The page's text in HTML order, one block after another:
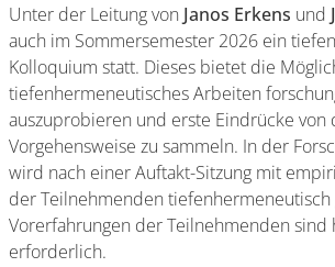
Unter der Leitung von Janos Erkens und
auch im Sommersemester 2026 ein
Kolloquium statt. Dieses bietet die
tiefenhermeneutisches Arbeiten
auszuprobieren und erste Eindrücke von
Vorgehensweise zu sammeln. In der
wird nach einer Auftakt-Sitzung mit
der Teilnehmenden
Vorerfahrungen der Teilnehmenden
erforderlich.